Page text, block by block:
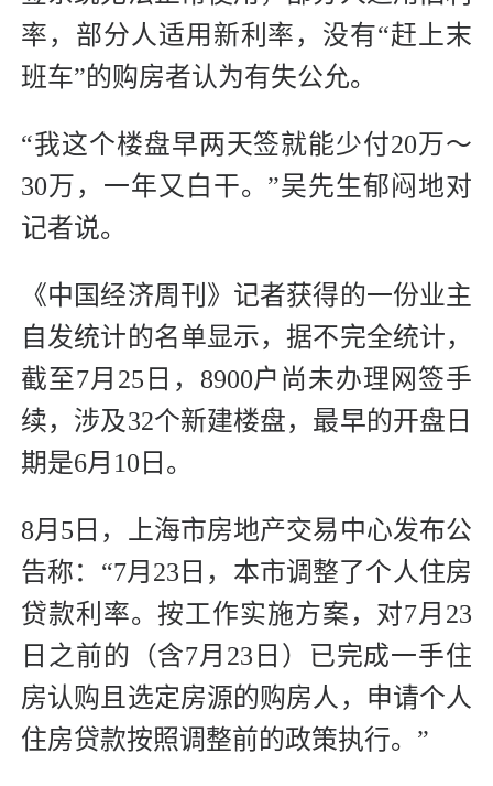
率，部分人适用新利率，没有“赶上末
班车”的购房者认为有失公允。
“我这个楼盘早两天签就能少付20万～
30万，一年又白干。”吴先生郁闷地对
记者说。
《中国经济周刊》记者获得的一份业主
自发统计的名单显示，据不完全统计，
截至7月25日，8900户尚未办理网签手
续，涉及32个新建楼盘，最早的开盘日
期是6月10日。
8月5日，上海市房地产交易中心发布公
告称：“7月23日，本市调整了个人住房
贷款利率。按工作实施方案，对7月23
日之前的（含7月23日）已完成一手住
房认购且选定房源的购房人，申请个人
住房贷款按照调整前的政策执行。”